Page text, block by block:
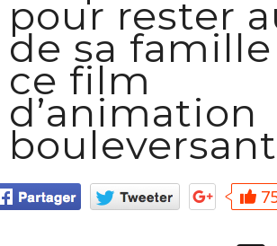
pour rester
de sa
ce film
d’animation
bouleversant